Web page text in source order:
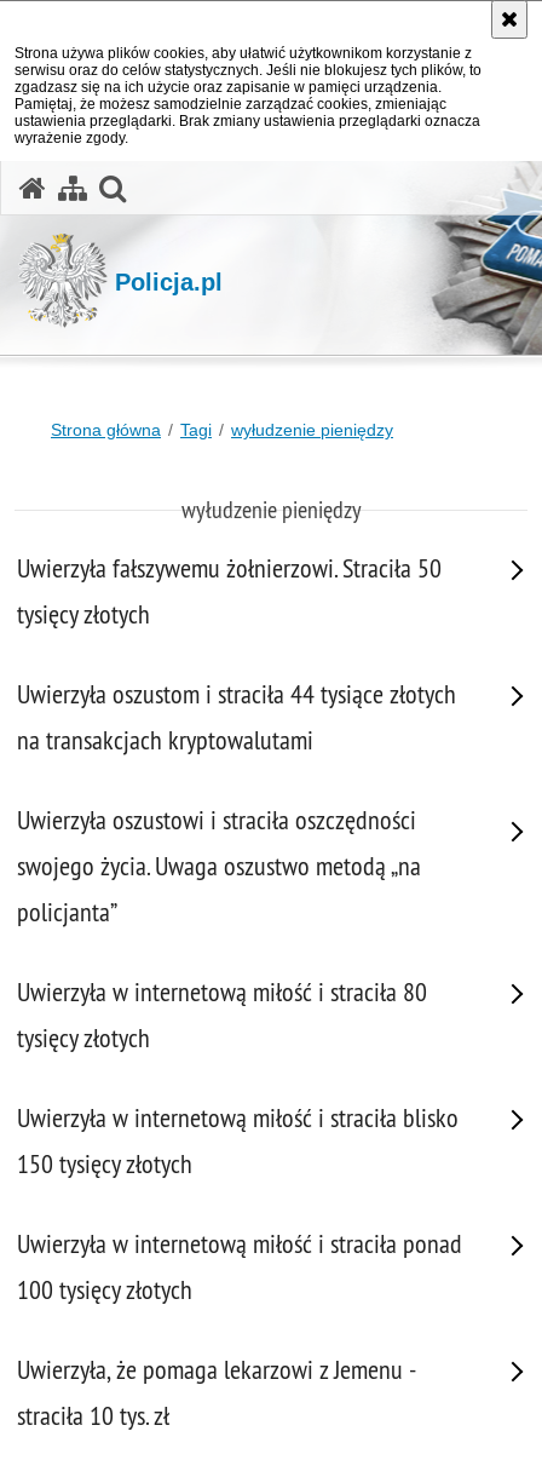
Strona używa plików cookies, aby ułatwić użytkownikom korzystanie z
serwisu oraz do celów statystycznych. Jeśli nie blokujesz tych plików, to
zgadzasz się na ich użycie oraz zapisanie w pamięci urządzenia.
Pamiętaj, że możesz samodzielnie zarządzać cookies, zmieniając
ustawienia przeglądarki. Brak zmiany ustawienia przeglądarki oznacza
wyrażenie zgody.
Policja.pl
Strona główna Tagi wyłudzenie pieniędzy
wyłudzenie pieniędzy
Uwierzyła fałszywemu żołnierzowi. Straciła 50
tysięcy złotych
Uwierzyła oszustom i straciła 44 tysiące złotych
na transakcjach kryptowalutami
Uwierzyła oszustowi i straciła oszczędności
swojego życia. Uwaga oszustwo metodą „na
policjanta”
Uwierzyła w internetową miłość i straciła 80
tysięcy złotych
Uwierzyła w internetową miłość i straciła blisko
150 tysięcy złotych
Uwierzyła w internetową miłość i straciła ponad
100 tysięcy złotych
Uwierzyła, że pomaga lekarzowi z Jemenu -
straciła 10 tys. zł